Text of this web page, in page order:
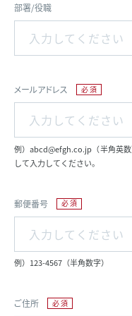
部署/役職
メールアドレス
例）abcd@efgh.co.jp（半角英
して入力してください。
郵便番号
例）123-4567（半角数字）
ご住所